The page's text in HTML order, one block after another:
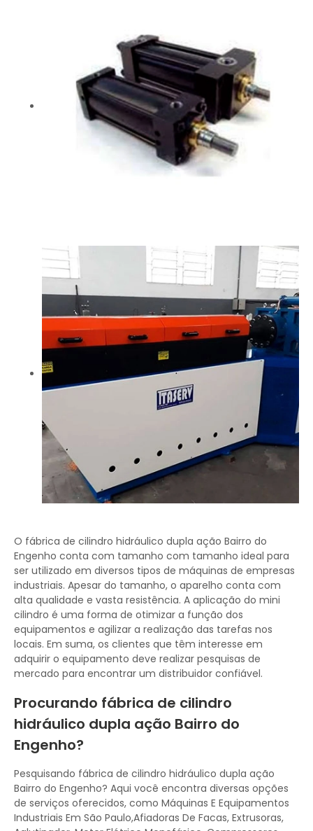
O fábrica de cilindro hidráulico dupla ação Bairro do
Engenho conta com tamanho com tamanho ideal para
ser utilizado em diversos tipos de máquinas de empresas
industriais. Apesar do tamanho, o aparelho conta com
alta qualidade e vasta resistência. A aplicação do mini
cilindro é uma forma de otimizar a função dos
equipamentos e agilizar a realização das tarefas nos
locais. Em suma, os clientes que têm interesse em
adquirir o equipamento deve realizar pesquisas de
mercado para encontrar um distribuidor confiável.
Procurando fábrica de cilindro
hidráulico dupla ação Bairro do
Engenho?
Pesquisando fábrica de cilindro hidráulico dupla ação
Bairro do Engenho? Aqui você encontra diversas opções
de serviços oferecidos, como Máquinas E Equipamentos
Industriais Em São Paulo,Afiadoras De Facas, Extrusoras,